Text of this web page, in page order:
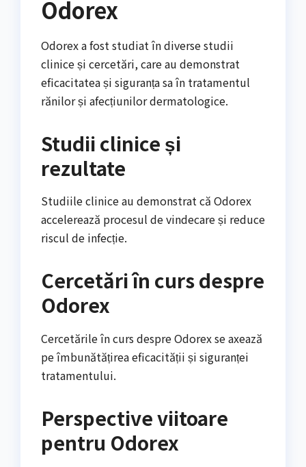
Odorex
Odorex a fost studiat în diverse studii
clinice și cercetări, care au demonstrat
eficacitatea și siguranța sa în tratamentul
rănilor și afecțiunilor dermatologice.
Studii clinice și
rezultate
Studiile clinice au demonstrat că Odorex
accelerează procesul de vindecare și reduce
riscul de infecție.
Cercetări în curs despre
Odorex
Cercetările în curs despre Odorex se axează
pe îmbunătățirea eficacității și siguranței
tratamentului.
Perspective viitoare
pentru Odorex